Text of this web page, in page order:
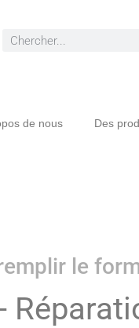
de nous Des
le